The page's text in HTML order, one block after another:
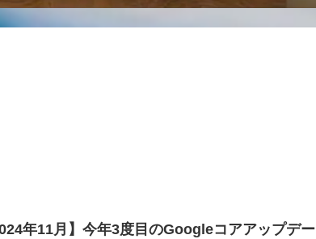
年11月】今年3度目のGoogleコアアップデー